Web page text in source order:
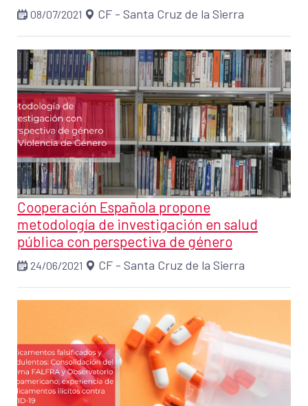
08/07/2021 CF - Santa Cruz de la Sierra
Cooperación Española propone
metodología de investigación en salud
pública con perspectiva de género
24/06/2021 CF - Santa Cruz de la Sierra